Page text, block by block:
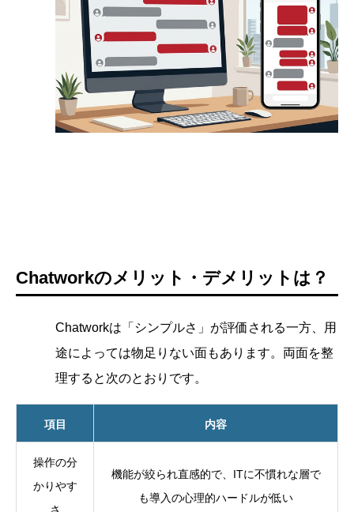
Chatworkのメリット・デメリットは？
Chatworkは「シンプルさ」が評価される一方、用
途によっては物足りない面もあります。両面を整
理すると次のとおりです。
項目 内容
操作の分
かりやす
機能が絞られ直感的で、ITに不慣れな層で
も導入の心理的ハードルが低い